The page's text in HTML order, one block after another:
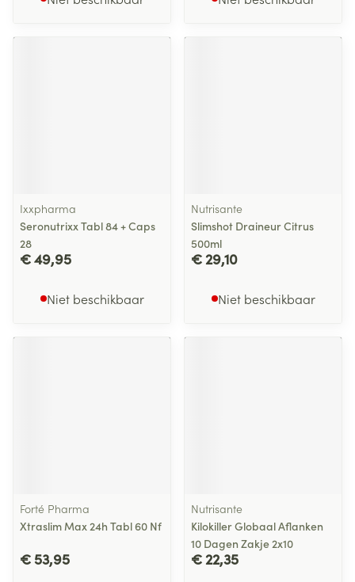
Ixxpharma
Seronutrixx Tabl 84 + Caps
28
€ 49,95
Niet beschikbaar
Nutrisante
Slimshot Draineur Citrus
500ml
€ 29,10
Niet beschikbaar
Forté Pharma
Xtraslim Max 24h Tabl 60 Nf
€ 53,95
Nutrisante
Kilokiller Globaal Aflanken
10 Dagen Zakje 2x10
€ 22,35